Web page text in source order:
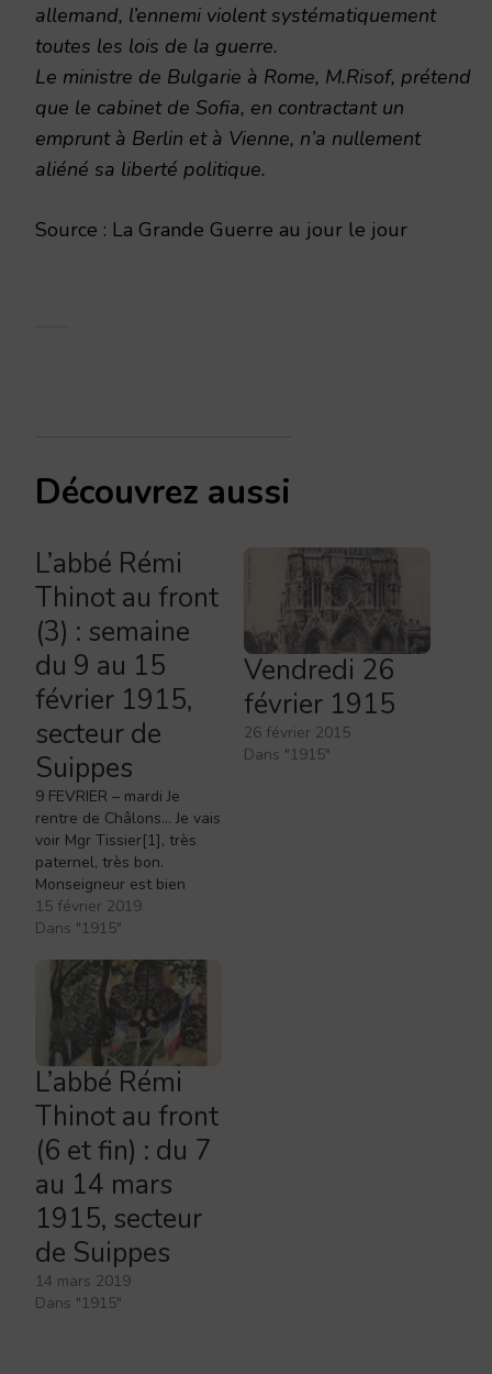
allemand, l’ennemi violent systématiquement
toutes les lois de la guerre.
Le ministre de Bulgarie à Rome, M.Risof, prétend
que le cabinet de Sofia, en contractant un
emprunt à Berlin et à Vienne, n’a nullement
aliéné sa liberté politique.
Source : La Grande Guerre au jour le jour
Découvrez aussi
L’abbé Rémi
Thinot au front
(3) : semaine
du 9 au 15
février 1915,
secteur de
Suippes
9 FEVRIER – mardi Je
rentre de Châlons… Je vais
voir Mgr Tissier[1], très
paternel, très bon.
Monseigneur est bien
d’avis que c’est
lamentable la façon dont
s’amusent, dépensent,
scandalisent.., Ah ! ce
n’est pas un élément de
victoire, cela ! J’ai fait la
route avec un médecin…
15 février 2019
Dans "1915"
Vendredi 26
février 1915
26 février 2015
Dans "1915"
L’abbé Rémi
Thinot au front
(6 et fin) : du 7
au 14 mars
1915, secteur
de Suippes
14 mars 2019
Dans "1915"